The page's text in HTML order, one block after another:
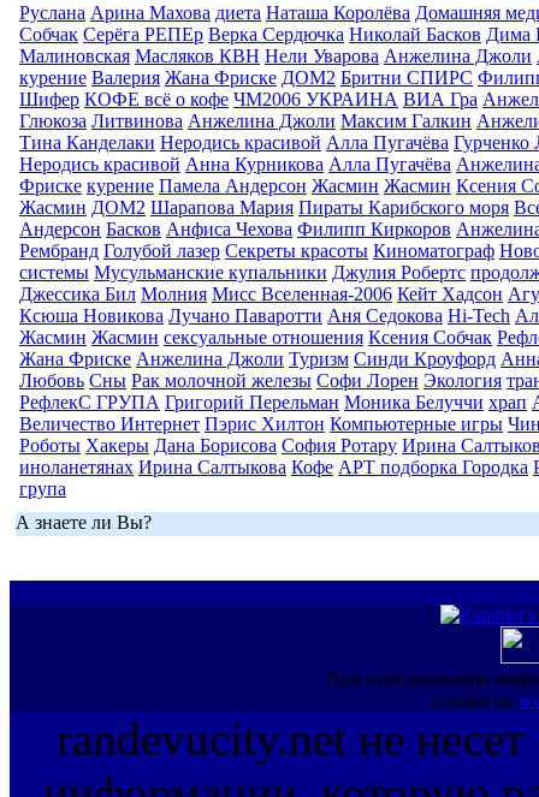
Руслана Арина Махова диета Наташа Королёва Домашняя
Собчак Серёга РЕПЕр Верка Сердючка Николай Басков Дима
Малиновская Масляков КВН Нели Уварова Анжелина Джоли
курение Валерия Жана Фриске ДОМ2 Бритни СПИРС
Шифер КОФЕ всё о кофе ЧМ2006 УКРАИНА ВИА Гра
Глюкоза Литвинова Анжелина Джоли Максим Галкин
Тина Канделаки Неродись красивой Алла Пугачёва
Неродись красивой Анна Курникова Алла Пугачёва
Фриске курение Памела Андерсон Жасмин Жасмин Ксения
Жасмин ДОМ2 Шарапова Мария Пираты Карибского моря
Андерсон Басков Анфиса Чехова Филипп Киркоров
Рембранд Голубой лазер Секреты красоты Киноматограф
системы Мусульманские купальники Джулия Робертс
Джессика Бил Молния Мисс Вселенная-2006 Кейт Хадсон
Ксюша Новикова Лучано Паваротти Аня Седокова Hi-Tech
Жасмин Жасмин сексуальные отношения Ксения Собчак
Жана Фриске Анжелина Джоли Туризм Синди Кроуфорд
Любовь Сны Рак молочной железы Софи Лорен Экология
РефлекС ГРУПА Григорий Перельман Моника Белуччи храп
Величество Интернет Пэрис Хилтон Компьютерные игры
Роботы Хакеры Дана Борисова София Ротару Ирина
иноланетянах Ирина Салтыкова Кофе АРТ подборка Городка
група
А знаете ли Вы?
При использовании
ссылка на
randevucity.net не несет